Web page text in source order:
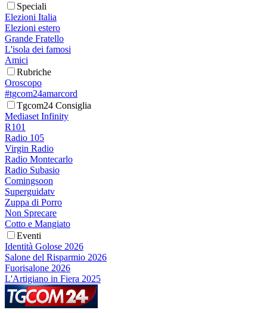
Speciali
Elezioni Italia
Elezioni estero
Grande Fratello
L'isola dei famosi
Amici
Rubriche
Oroscopo
#tgcom24amarcord
Tgcom24 Consiglia
Mediaset Infinity
R101
Radio 105
Virgin Radio
Radio Montecarlo
Radio Subasio
Comingsoon
Superguidatv
Zuppa di Porro
Non Sprecare
Cotto e Mangiato
Eventi
Identità Golose 2026
Salone del Risparmio 2026
Fuorisalone 2026
L'Artigiano in Fiera 2025